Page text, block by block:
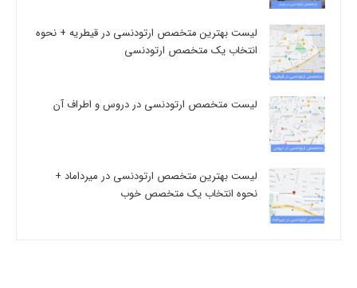
لیست بهترین متخصص ارتودنسی در قیطریه + نحوه
انتخاب یک متخصص ارتودنسی
لیست متخصص ارتودنسی در دروس و اطراف آن
لیست بهترین متخصص ارتودنسی در میرداماد +
نحوه انتخاب یک متخصص خوب